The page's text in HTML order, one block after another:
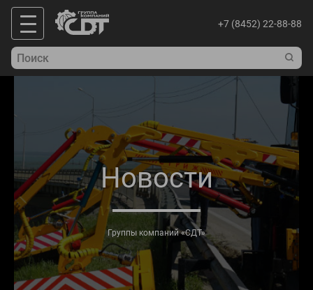
+7 (8452) 22-88-88
Новости
Группы компаний «СДТ»